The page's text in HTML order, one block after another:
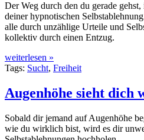
Der Weg durch den du gerade
deiner hypnotischen
alle durch unzählige Urteile und
kollektiv durch einen Entzug.
weiterlesen »
Tags: Sucht, Freiheit
Augenhöhe sieht dich
Sobald dir jemand auf Augenhöhe
wie du wirklich bist, wird es dir